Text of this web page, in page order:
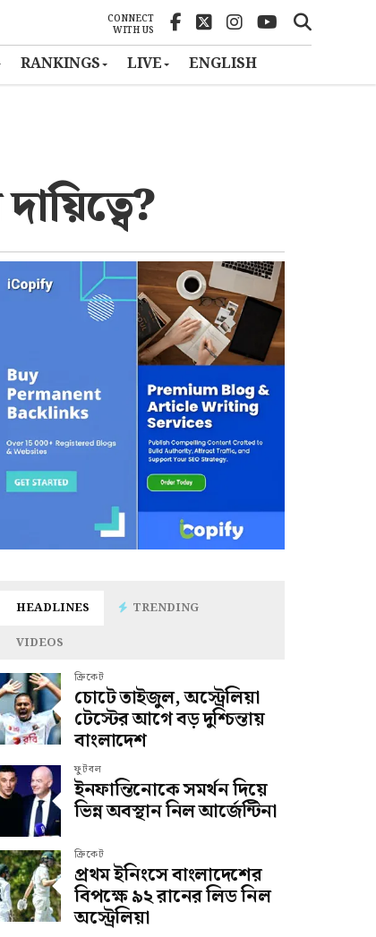
CONNECT
WITH US
RANKINGS LIVE ENGLISH
HEADLINES
TRENDING
VIDEOS
ক্রিকেট
চোটে তাইজুল, অস্ট্রেলিয়া
টেস্টের আগে বড় দুশ্চিন্তায়
বাংলাদেশ
ফুটবল
ইনফান্তিনোকে সমর্থন দিয়ে
ভিন্ন অবস্থান নিল আর্জেন্টিনা
ক্রিকেট
প্রথম ইনিংসে বাংলাদেশের
বিপক্ষে ৯২ রানের লিড নিল
অস্ট্রেলিয়া